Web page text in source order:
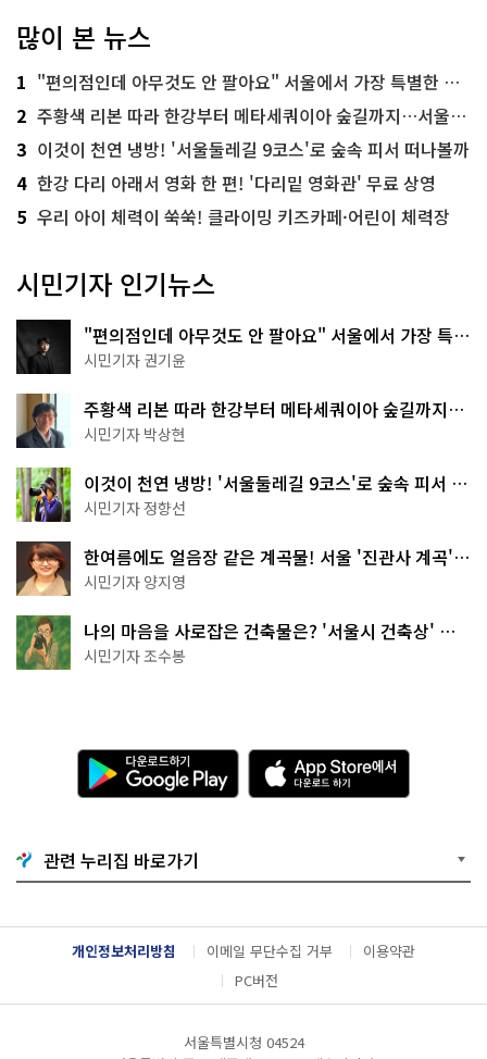
많이 본 뉴스
1 "편의점인데 아무것도 안 팔아요" 서울에서 가장 특별한 편의점의 정체
2 주황색 리본 따라 한강부터 메타세쿼이아 숲길까지…서울둘레길 15코스
3 이것이 천연 냉방! '서울둘레길 9코스'로 숲속 피서 떠나볼까
4 한강 다리 아래서 영화 한 편! '다리밑 영화관' 무료 상영
5 우리 아이 체력이 쑥쑥! 클라이밍 키즈카페·어린이 체력장
시민기자 인기뉴스
"편의점인데 아무것도 안 팔아요" 서울에서 가장 특별
한 편의점의 정체
시민기자 권기윤
주황색 리본 따라 한강부터 메타세쿼이아 숲길까지…
서울둘레길 15코스
시민기자 박상현
이것이 천연 냉방! '서울둘레길 9코스'로 숲속 피서 떠
나볼까
시민기자 정향선
한여름에도 얼음장 같은 계곡물! 서울 '진관사 계곡'이
천국이네~
시민기자 양지영
나의 마음을 사로잡은 건축물은? '서울시 건축상' 수
상작 공개!
시민기자 조수봉
다
운
로
기
G
o
g
l
e
A
p
p
e
서
다
운
관련 누리집 바로가기
개인정보처리방침 이메일 무단수집 거부
이용약관
PC버전
서울특별시청 04524